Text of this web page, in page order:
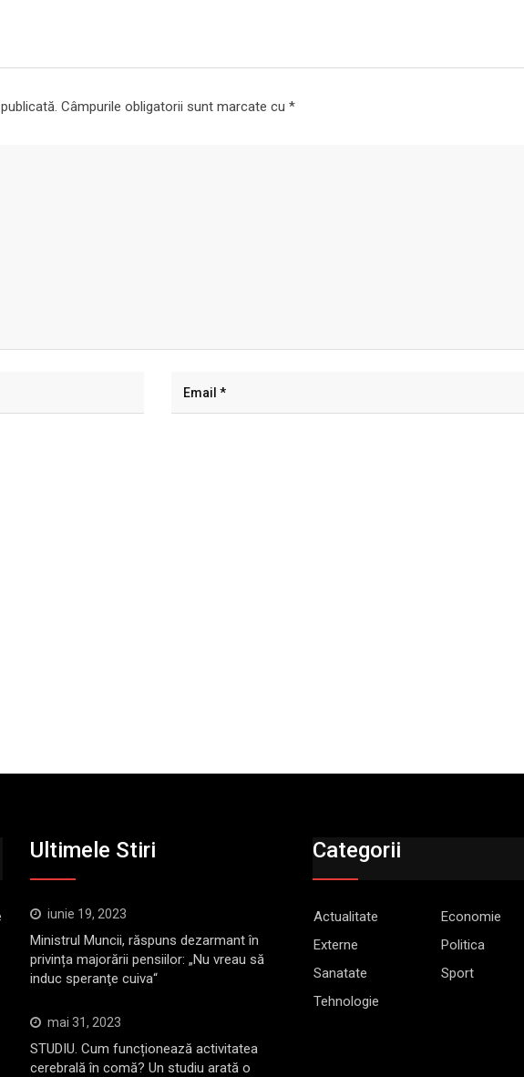
Câmpurile obligatorii sunt marcate cu *
Ultimele Stiri
iunie 19, 2023
Ministrul Muncii, răspuns dezarmant în
privința majorării pensiilor: „Nu vreau să
induc speranţe cuiva“
mai 31, 2023
STUDIU. Cum funcționează activitatea
cerebrală în comă? Un studiu arată o
Categorii
Actualitate
Economie
Externe
Politica
Sanatate
Sport
Tehnologie